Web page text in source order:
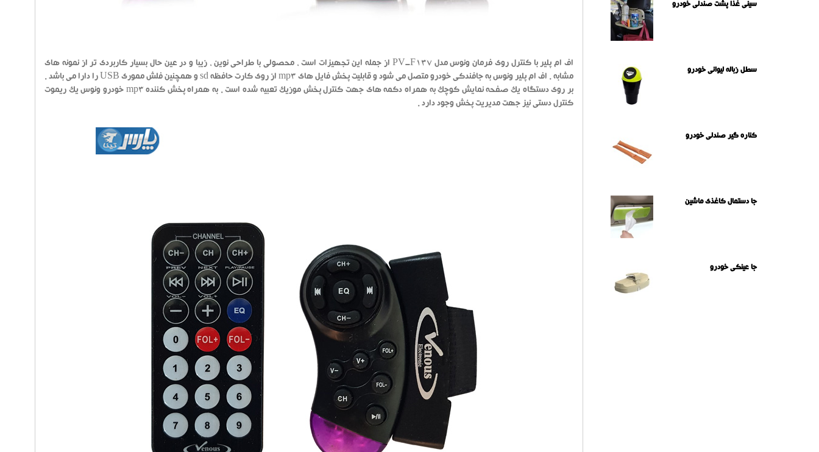
اف ام پلیر با کنترل روی فرمان ونوس مدل PV-F137 از جمله این تجهیزات است ، محصولی با طراحی نوین ، زیبا و در عین حال بسیار کاربردی تر از نمونه های
مشابه . اف ام پلیر ونوس به جافندکی خودرو متصل می شود و قابلیت پخش فایل های mp3 از روی کارت حافظه sd و همچنین فلش مموری USB را دارا می باشد .
بر روی دستگاه یک صفحه نمایش کوچک به همراه دکمه های جهت کنترل پخش موزیک تعبیه شده است . به همراه پخش کننده mp3 خودرو ونوس یک ریموت
کنترل دستی نیز جهت مدیریت پخش وجود دارد .
سینی غذا پشت صندلی خودرو
سطل زباله لیوانی خودرو
کناره گیر صندلی خودرو
جا دستمال کاغذی ماشین
جا عینکی خودرو